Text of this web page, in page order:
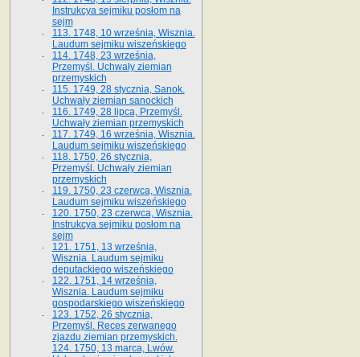
Instrukcya sejmiku posłom na
sejm
113. 1748, 10 września, Wisznia.
Laudum sejmiku wiszeńskiego
114. 1748, 23 września,
Przemyśl. Uchwały ziemian
przemyskich
115. 1749, 28 stycznia, Sanok.
Uchwały ziemian sanockich
116. 1749, 28 lipca, Przemyśl.
Uchwały ziemian przemyskich
117. 1749, 16 września, Wisznia.
Laudum sejmiku wiszeńskiego
118. 1750, 26 stycznia,
Przemyśl. Uchwały ziemian
przemyskich
119. 1750, 23 czerwca, Wisznia.
Laudum sejmiku wiszeńskiego
120. 1750, 23 czerwca, Wisznia.
Instrukcya sejmiku posłom na
sejm
121. 1751, 13 września,
Wisznia. Laudum sejmiku
deputackiego wiszeńskiego
122. 1751, 14 września,
Wisznia. Laudum sejmiku
gospodarskiego wiszeńskiego
123. 1752, 26 stycznia,
Przemyśl. Reces zerwanego
zjazdu ziemian przemyskich.
124. 1750, 13 marca, Lwów.